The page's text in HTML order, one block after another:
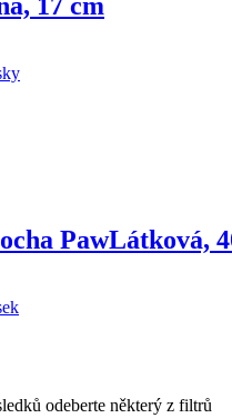
PawLátková,
odeberte některý z filtrů